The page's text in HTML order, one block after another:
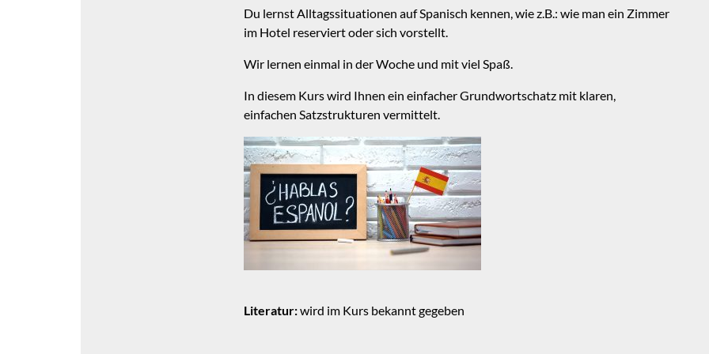
Du lernst Alltagssituationen auf Spanisch kennen, wie z.B.: wie man ein Zimmer
im Hotel reserviert oder sich vorstellt.
Wir lernen einmal in der Woche und mit viel Spaß.
In diesem Kurs wird Ihnen ein einfacher Grundwortschatz mit klaren,
einfachen Satzstrukturen vermittelt.
Literatur:wird im Kurs bekannt gegeben